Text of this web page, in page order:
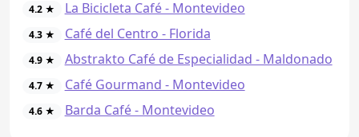
4.2 ★ La Bicicleta Café - Montevideo
4.3 ★ Café del Centro - Florida
4.9 ★ Abstrakto Café de Especialidad - Maldonado
4.7 ★ Café Gourmand - Montevideo
4.6 ★ Barda Café - Montevideo